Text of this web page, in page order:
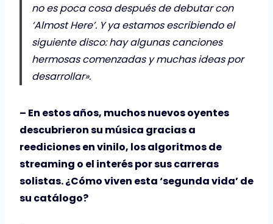
no es poca cosa después de debutar con
‘Almost Here’. Y ya estamos escribiendo el
siguiente disco: hay algunas canciones
hermosas comenzadas y muchas ideas por
desarrollar».
– En estos años, muchos nuevos oyentes
descubrieron su música gracias a
reediciones en vinilo, los algoritmos de
streaming o el interés por sus carreras
solistas. ¿Cómo viven esta ‘segunda vida’ de
su catálogo?